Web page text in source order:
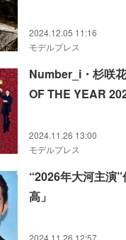
2024.12.05 11:16
モデルプレス
Number_i・杉咲
OF THE YEAR
2024.11.26 13:00
モデルプレス
“2026年大河主演
高」
2024.11.26 12:57